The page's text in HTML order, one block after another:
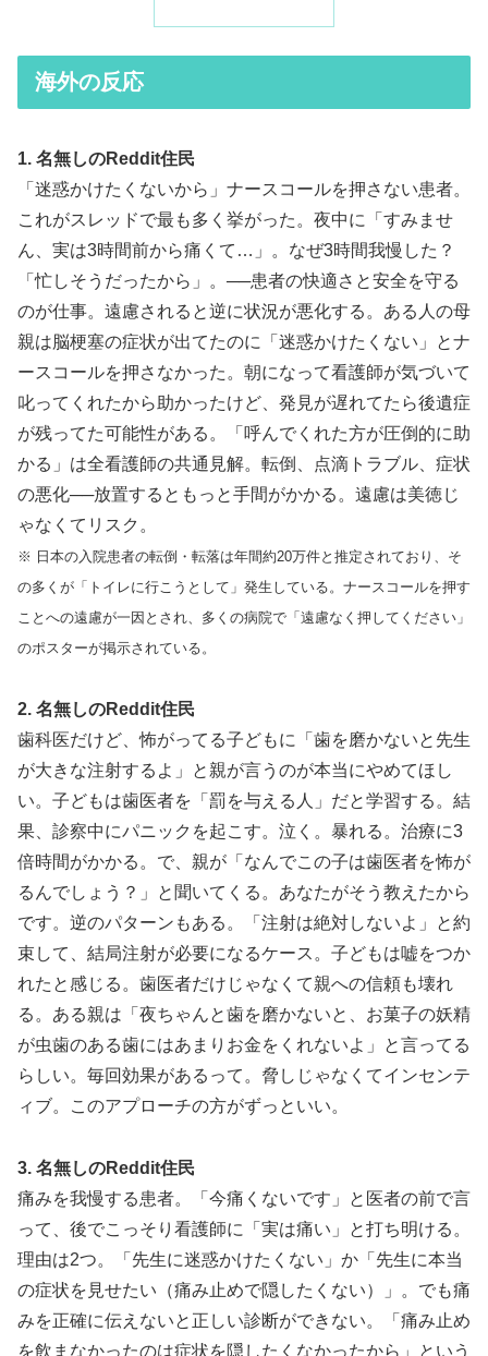
海外の反応
1. 名無しのReddit住民
「迷惑かけたくないから」ナースコールを押さない患者。
これがスレッドで最も多く挙がった。夜中に「すみませ
ん、実は3時間前から痛くて…」。なぜ3時間我慢した？
「忙しそうだったから」。──患者の快適さと安全を守る
のが仕事。遠慮されると逆に状況が悪化する。ある人の母
親は脳梗塞の症状が出てたのに「迷惑かけたくない」とナ
ースコールを押さなかった。朝になって看護師が気づいて
叱ってくれたから助かったけど、発見が遅れてたら後遺症
が残ってた可能性がある。「呼んでくれた方が圧倒的に助
かる」は全看護師の共通見解。転倒、点滴トラブル、症状
の悪化──放置するともっと手間がかかる。遠慮は美徳じ
ゃなくてリスク。
※ 日本の入院患者の転倒・転落は年間約20万件と推定されており、そ
の多くが「トイレに行こうとして」発生している。ナースコールを押す
ことへの遠慮が一因とされ、多くの病院で「遠慮なく押してください」
のポスターが掲示されている。
2. 名無しのReddit住民
歯科医だけど、怖がってる子どもに「歯を磨かないと先生
が大きな注射するよ」と親が言うのが本当にやめてほし
い。子どもは歯医者を「罰を与える人」だと学習する。結
果、診察中にパニックを起こす。泣く。暴れる。治療に3
倍時間がかかる。で、親が「なんでこの子は歯医者を怖が
るんでしょう？」と聞いてくる。あなたがそう教えたから
です。逆のパターンもある。「注射は絶対しないよ」と約
束して、結局注射が必要になるケース。子どもは嘘をつか
れたと感じる。歯医者だけじゃなくて親への信頼も壊れ
る。ある親は「夜ちゃんと歯を磨かないと、お菓子の妖精
が虫歯のある歯にはあまりお金をくれないよ」と言ってる
らしい。毎回効果があるって。脅しじゃなくてインセンテ
ィブ。このアプローチの方がずっといい。
3. 名無しのReddit住民
痛みを我慢する患者。「今痛くないです」と医者の前で言
って、後でこっそり看護師に「実は痛い」と打ち明ける。
理由は2つ。「先生に迷惑かけたくない」か「先生に本当
の症状を見せたい（痛み止めで隠したくない）」。でも痛
みを正確に伝えないと正しい診断ができない。「痛み止め
を飲まなかったのは症状を隠したくなかったから」という